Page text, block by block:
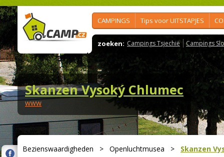
CAMPINGS Tips voor UITSTAPJES
zoeken: Campings Tsjechië Campings
Skanzen Vysoký Chlumec
www
Bezienswaardigheden > Openluchtmusea > Skanzen